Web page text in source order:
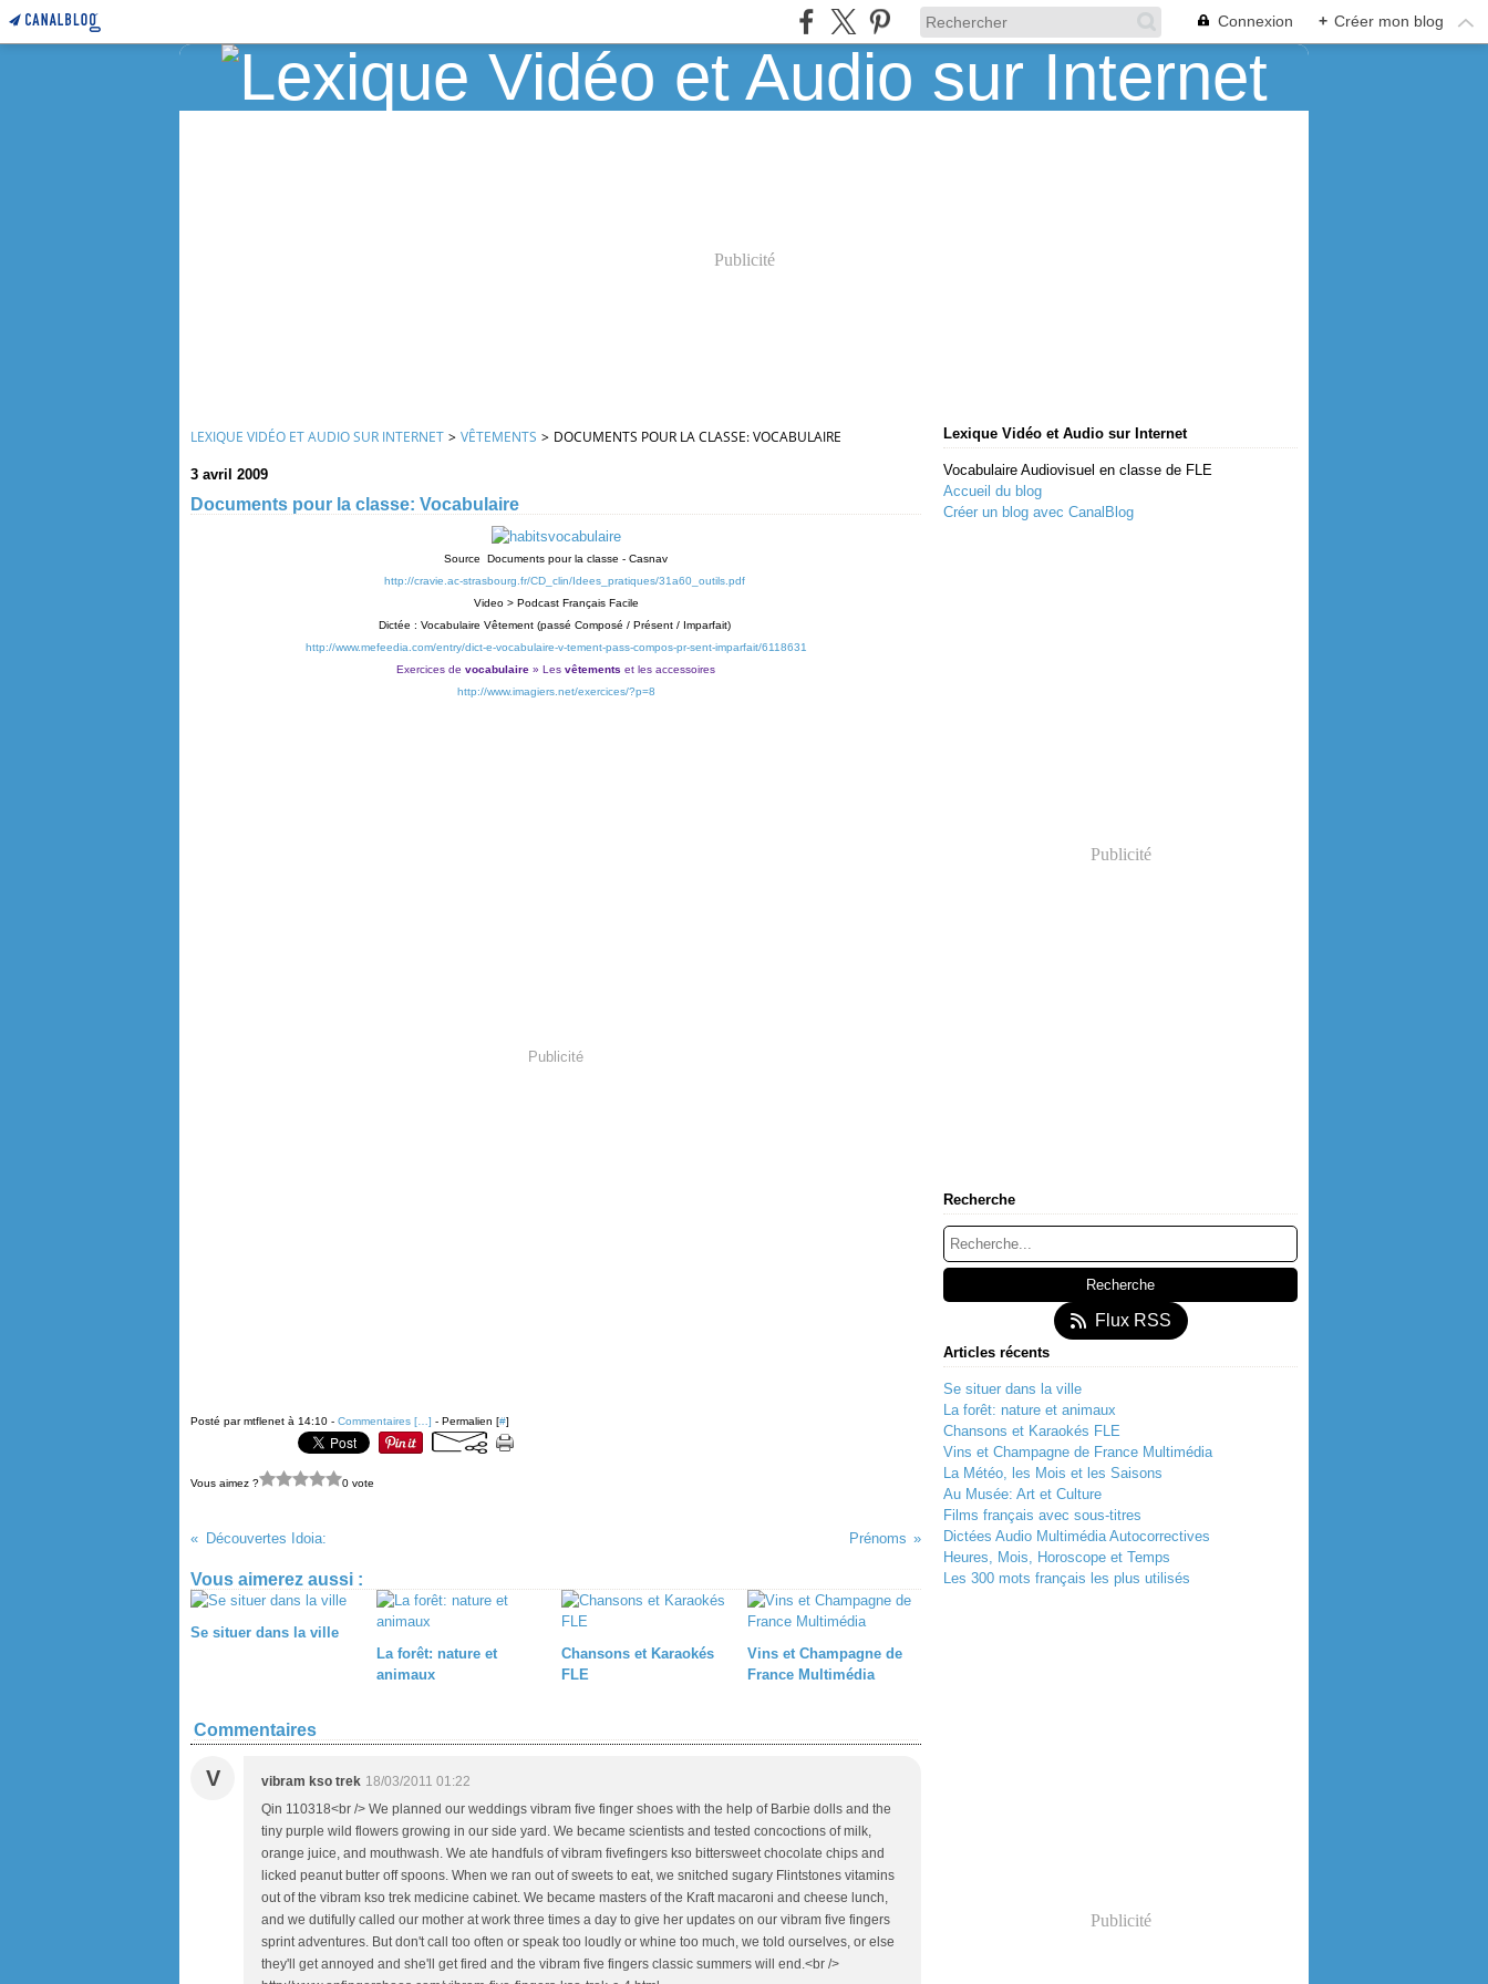
Connexion + Créer mon blog
Publicité
LEXIQUE VIDÉO ET AUDIO SUR INTERNET > VÊTEMENTS > DOCUMENTS POUR LA CLASSE: VOCABULAIRE
3 avril 2009
Documents pour la classe: Vocabulaire
Source Documents pour la classe - Casnav
http://cravie.ac-strasbourg.fr/CD_clin/Idees_pratiques/31a60_outils.pdf
Video > Podcast Français Facile
Dictée : Vocabulaire Vêtement (passé Composé / Présent / Imparfait)
http://www.mefeedia.com/entry/dict-e-vocabulaire-v-tement-pass-compos-pr-sent-imparfait/6118631
Exercices de vocabulaire » Les vêtements et les accessoires
http://www.imagiers.net/exercices/?p=8
Publicité
Posté par mtflenet à 14:10 - Commentaires [ ] - Permalien [#]
Vous aimez ? 0 vote
Découvertes Idoia: Prénoms
Vous aimerez aussi :
Se situer dans la ville
La forêt: nature et
animaux
Chansons et Karaokés
FLE
Vins et Champagne de
France Multimédia
Commentaires
V vibram kso trek 18/03/2011 01:22
Qin 110318<br /> We planned our weddings vibram five finger shoes with the help of Barbie dolls and the
tiny purple wild flowers growing in our side yard. We became scientists and tested concoctions of milk,
orange juice, and mouthwash. We ate handfuls of vibram fivefingers kso bittersweet chocolate chips and
licked peanut butter off spoons. When we ran out of sweets to eat, we snitched sugary Flintstones vitamins
out of the vibram kso trek medicine cabinet. We became masters of the Kraft macaroni and cheese lunch,
and we dutifully called our mother at work three times a day to give her updates on our vibram five fingers
sprint adventures. But don't call too often or speak too loudly or whine too much, we told ourselves, or else
they'll get annoyed and she'll get fired and the vibram five fingers classic summers will end.<br />
Lexique Vidéo et Audio sur Internet
Vocabulaire Audiovisuel en classe de FLE
Accueil du blog
Créer un blog avec CanalBlog
Publicité
Recherche
Flux RSS
Articles récents
Se situer dans la ville
La forêt: nature et animaux
Chansons et Karaokés FLE
Vins et Champagne de France Multimédia
La Météo, les Mois et les Saisons
Au Musée: Art et Culture
Films français avec sous-titres
Dictées Audio Multimédia Autocorrectives
Heures, Mois, Horoscope et Temps
Les 300 mots français les plus utilisés
Publicité